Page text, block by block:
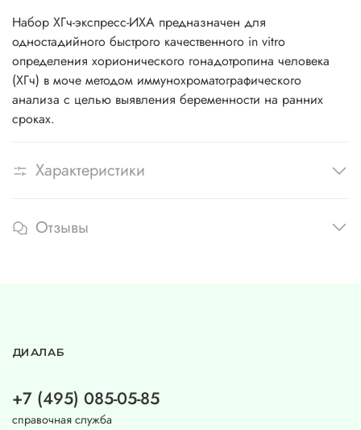
Набор ХГч-экспресс-ИХА предназначен для
одностадийного быстрого качественного in vitro
определения хорионического гонадотропина человека
(ХГч) в моче методом иммунохроматографического
анализа с целью выявления беременности на ранних
сроках.
Характеристики
Отзывы
ДИАЛАБ
+7 (495) 085-05-85
справочная служба